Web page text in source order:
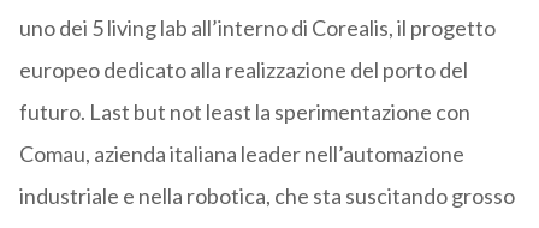
uno dei 5 living lab all’interno di Corealis, il progetto
europeo dedicato alla realizzazione del porto del
futuro. Last but not least la sperimentazione con
Comau, azienda italiana leader nell’automazione
industriale e nella robotica, che sta suscitando grosso